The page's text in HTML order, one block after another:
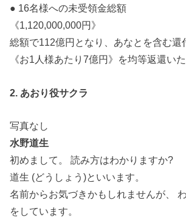
● 16名様への未受領金総額
《1,120,000,000円》
総額で112億円となり、あなとを含む還
《お1人様あたり7億円》を均等返還いた
2. あおり役サクラ
写真なし
水野道生
初めまして。 読み方はわかりますか?
道生 (どうしょう)といいます。
名前からお気づきかもしれませんが、
をしています。